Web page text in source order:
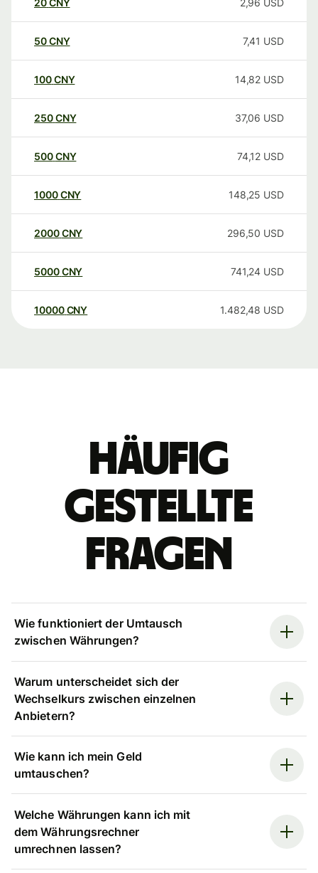
20CNY 2,96 USD
50CNY 7,41 USD
100CNY 14,82 USD
250CNY 37,06 USD
500CNY 74,12 USD
1000CNY 148,25 USD
2000CNY 296,50 USD
5000CNY 741,24 USD
10000 CNY 1.482,48 USD
Häufig
gestellte
Fragen
Wie funktioniert der Umtausch
zwischen Währungen?
Warum unterscheidet sich der
Wechselkurs zwischen einzelnen
Anbietern?
Wie kann ich mein Geld
umtauschen?
Welche Währungen kann ich mit
dem Währungsrechner
umrechnen lassen?